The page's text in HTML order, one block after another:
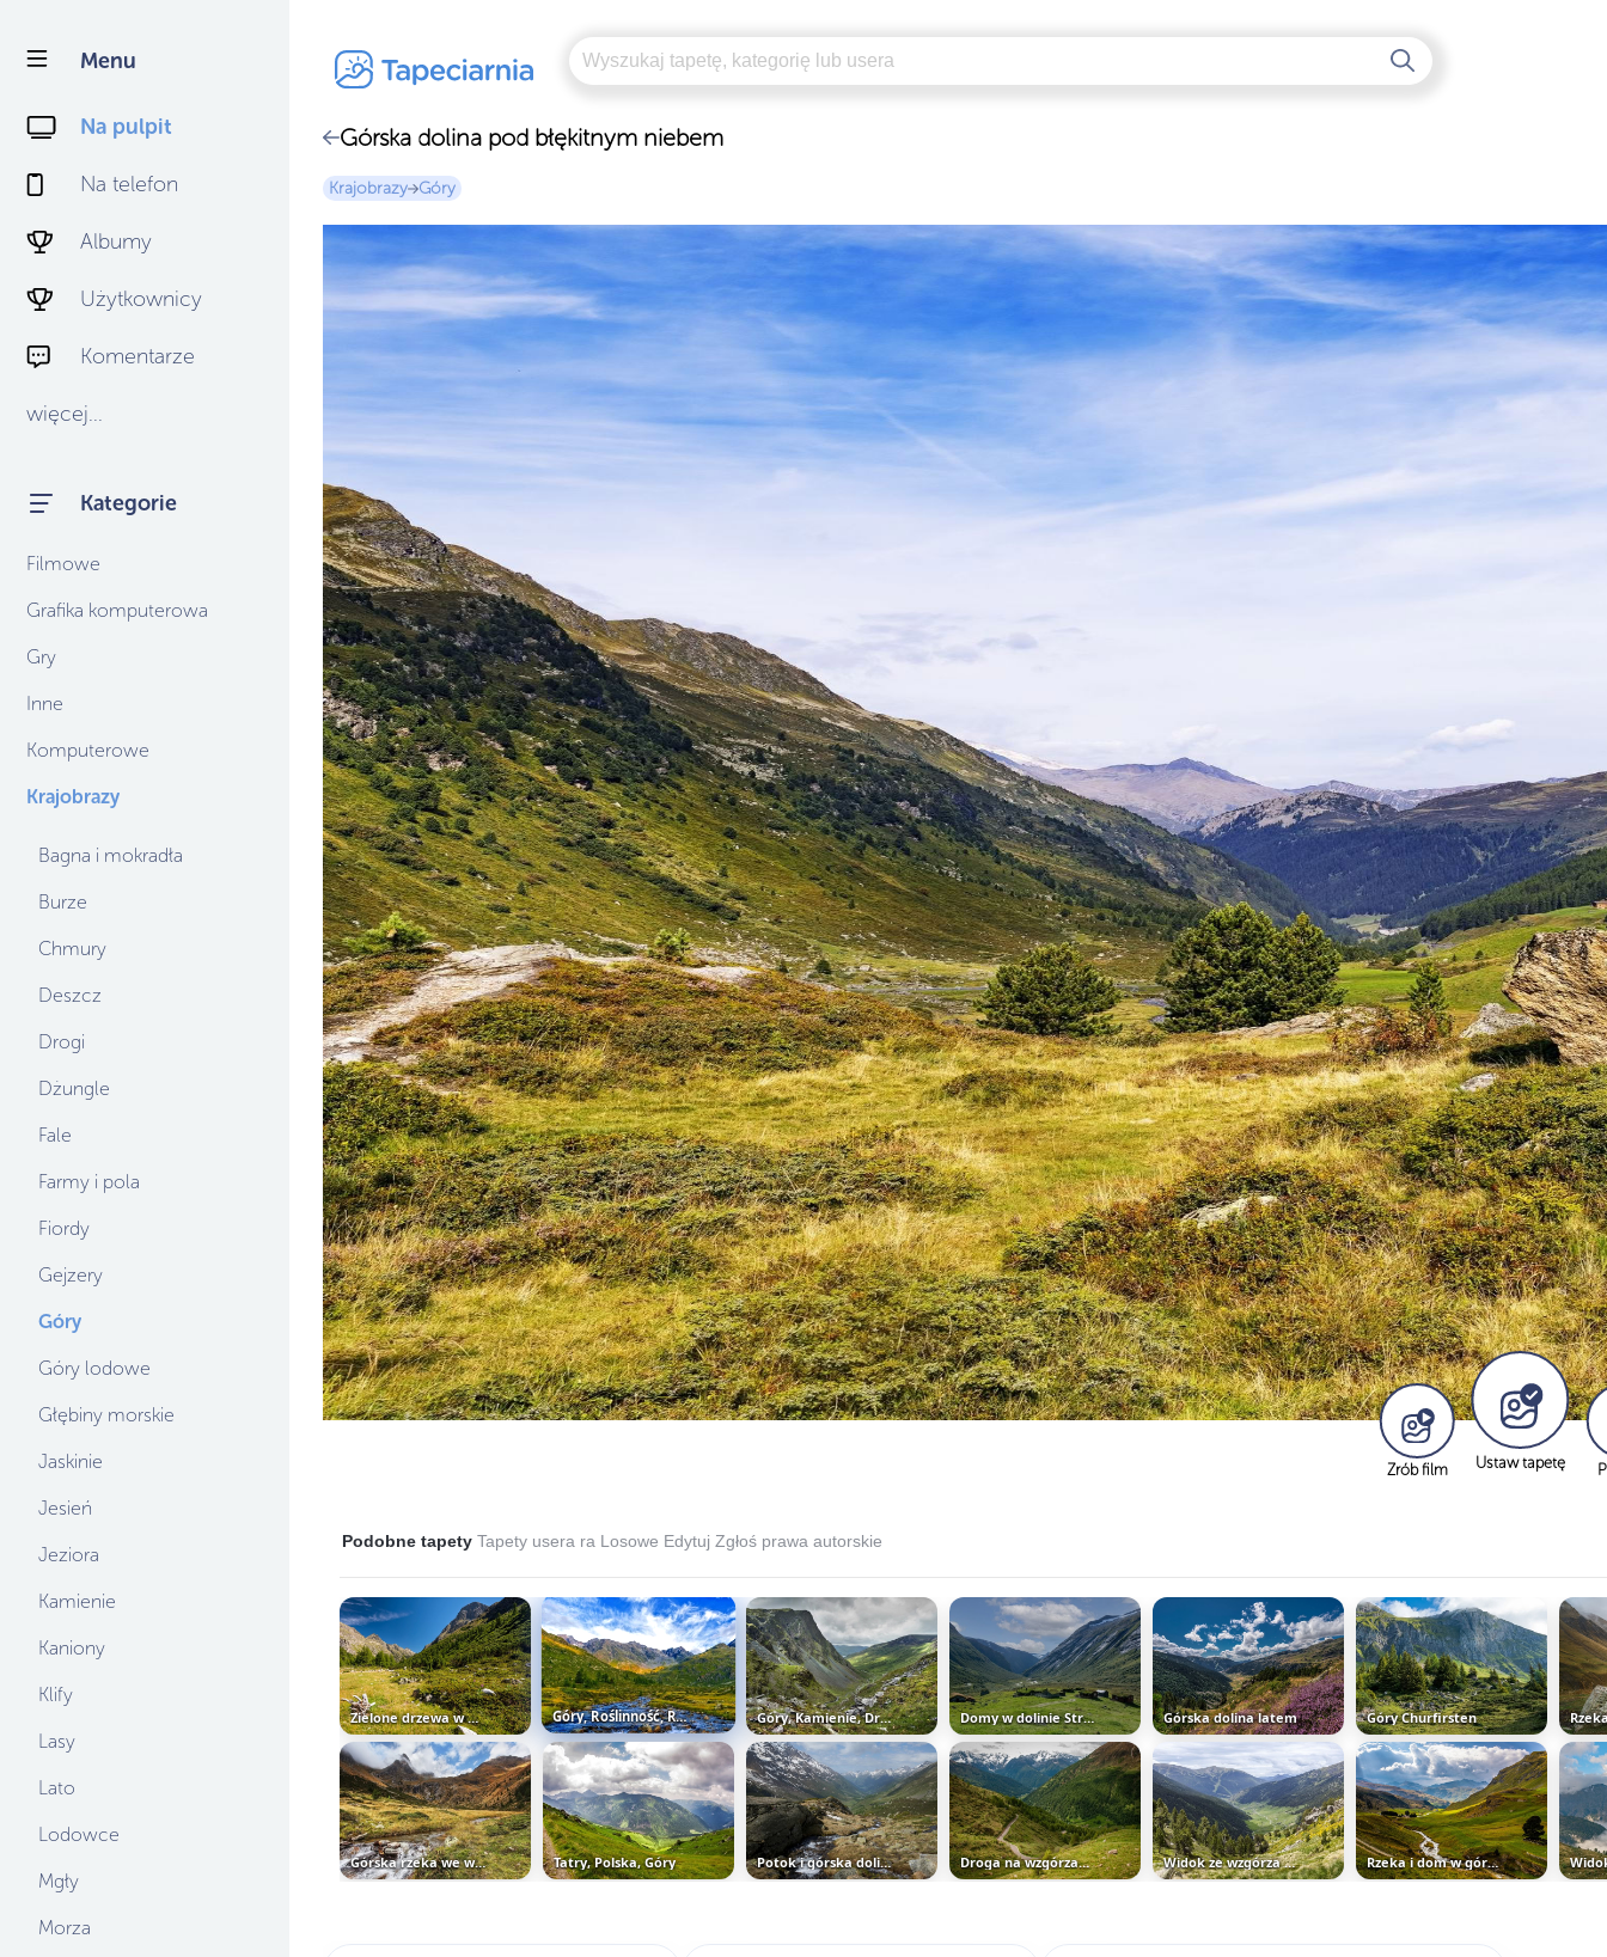
Menu
Na pulpit
Na telefon
Albumy
Użytkownicy
Komentarze
więcej...
Kategorie
Filmowe
Grafika komputerowa
Gry
Inne
Komputerowe
Krajobrazy
Bagna i mokradła
Burze
Chmury
Deszcz
Drogi
Dżungle
Fale
Farmy i pola
Fiordy
Gejzery
Góry
Góry lodowe
Głębiny morskie
Jaskinie
Jesień
Jeziora
Kamienie
Kaniony
Klify
Lasy
Lato
Lodowce
Mgły
Morza
Górska dolina pod błękitnym niebem
Krajobrazy Góry
Zrób film Ustaw tapetę
Podobne tapety Tapety usera ra Losowe Edytuj Zgłoś prawa autorskie
Zielone drzewa w dolinie na tle...
Górska rzeka we włoskiej...
Góry, Roślinność, Rzeka, Kamienie...
Tatry, Polska, Góry
Góry, Kamienie, Droga, Chmury
Potok i górska dolina
Domy w dolinie Stryn w Norwegii
Droga na wzgórzach i dolina...
Górska dolina latem
Widok ze wzgórza na drogę w...
Góry Churfirsten
Rzeka i dom w górskiej dolinie